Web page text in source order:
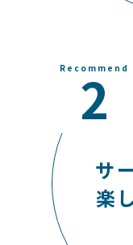
Recommend
2
サ
楽